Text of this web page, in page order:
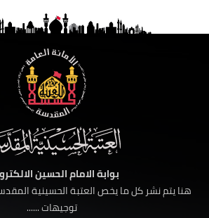
بوابة الامام الحسين
هنا يتم نشر كل ما يخص العتبة الحسينية
توجيهات ......